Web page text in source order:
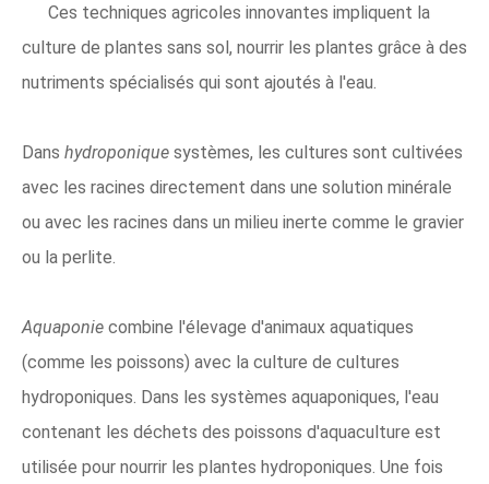
Ces techniques agricoles innovantes impliquent la
culture de plantes sans sol, nourrir les plantes grâce à des
nutriments spécialisés qui sont ajoutés à l'eau.
Dans hydroponique systèmes, les cultures sont cultivées
avec les racines directement dans une solution minérale
ou avec les racines dans un milieu inerte comme le gravier
ou la perlite.
Aquaponie combine l'élevage d'animaux aquatiques
(comme les poissons) avec la culture de cultures
hydroponiques. Dans les systèmes aquaponiques, l'eau
contenant les déchets des poissons d'aquaculture est
utilisée pour nourrir les plantes hydroponiques. Une fois